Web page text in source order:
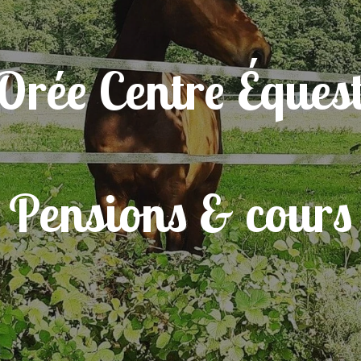
Centre
Pensions & cours